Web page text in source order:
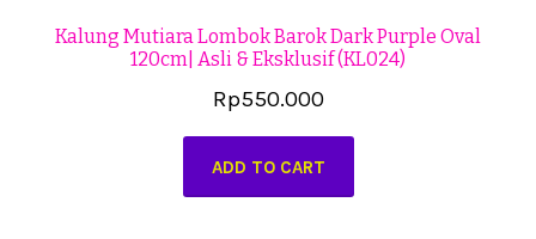
Tutorial Step by Step
Kalung Mutiara Lombok Barok Dark Purple Oval
120cm| Asli & Eksklusif (KL024)
Rp550.000
ADD TO CART